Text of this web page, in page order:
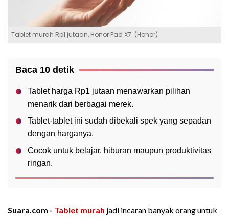
Tablet murah Rp1 jutaan, Honor Pad X7. (Honor)
Baca 10 detik
Tablet harga Rp1 jutaan menawarkan pilihan
menarik dari berbagai merek.
Tablet-tablet ini sudah dibekali spek yang sepadan
dengan harganya.
Cocok untuk belajar, hiburan maupun produktivitas
ringan.
Suara.com - Tablet murah jadi incaran banyak orang untuk